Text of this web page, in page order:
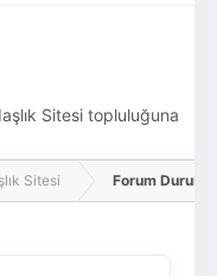
Sitesi topluluğuna
istersen kayıt
Sitesi Forum Durumu